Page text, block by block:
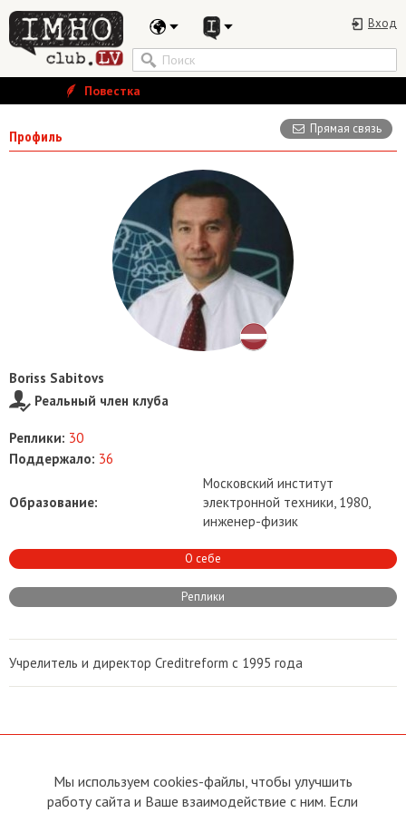
Вход
Повестка
Профиль
Прямая связь
Boriss Sabitovs
Реальный член клуба
Реплики: 30
Поддержало: 36
Образование:
Московский институт
электронной техники, 1980,
инженер-физик
О себе
Реплики
Учрелитель и директор Creditreform c 1995 года
О сайте
Прямая связь с
Председателем
Мы используем cookies-файлы, чтобы улучшить
работу сайта и Ваше взаимодействие с ним. Если